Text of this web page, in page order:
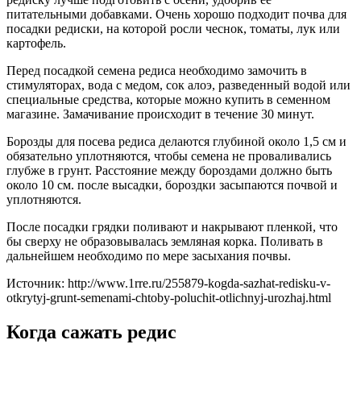
питательными добавками. Очень хорошо подходит почва для
посадки редиски, на которой росли чеснок, томаты, лук или
картофель.
Перед посадкой семена редиса необходимо замочить в
стимуляторах, вода с медом, сок алоэ, разведенный водой или
специальные средства, которые можно купить в семенном
магазине. Замачивание происходит в течение 30 минут.
Борозды для посева редиса делаются глубиной около 1,5 см и
обязательно уплотняются, чтобы семена не проваливались
глубже в грунт. Расстояние между бороздами должно быть
около 10 см. после высадки, бороздки засыпаются почвой и
уплотняются.
После посадки грядки поливают и накрывают пленкой, что
бы сверху не образовывалась земляная корка. Поливать в
дальнейшем необходимо по мере засыхания почвы.
Источник: http://www.1rre.ru/255879-kogda-sazhat-redisku-v-
otkrytyj-grunt-semenami-chtoby-poluchit-otlichnyj-urozhaj.html
Когда сажать редис